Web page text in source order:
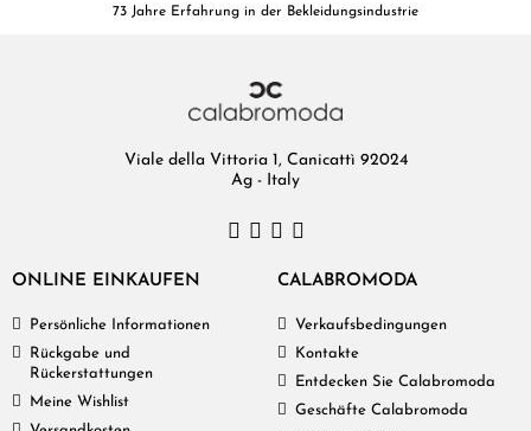
73 Jahre Erfahrung in der Bekleidungsindustrie
Viale della Vittoria 1, Canicattì 92024
Ag - Italy
ONLINE EINKAUFEN
Persönliche Informationen
Rückgabe und
Rückerstattungen
Meine Wishlist
CALABROMODA
Verkaufsbedingungen
Kontakte
Entdecken Sie Calabromoda
Geschäfte Calabromoda